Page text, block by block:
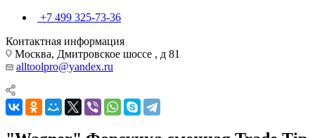
+7 499 325-73-36
Контактная информация
Москва, Дмитровское шоссе , д 81
alltoolpro@yandex.ru